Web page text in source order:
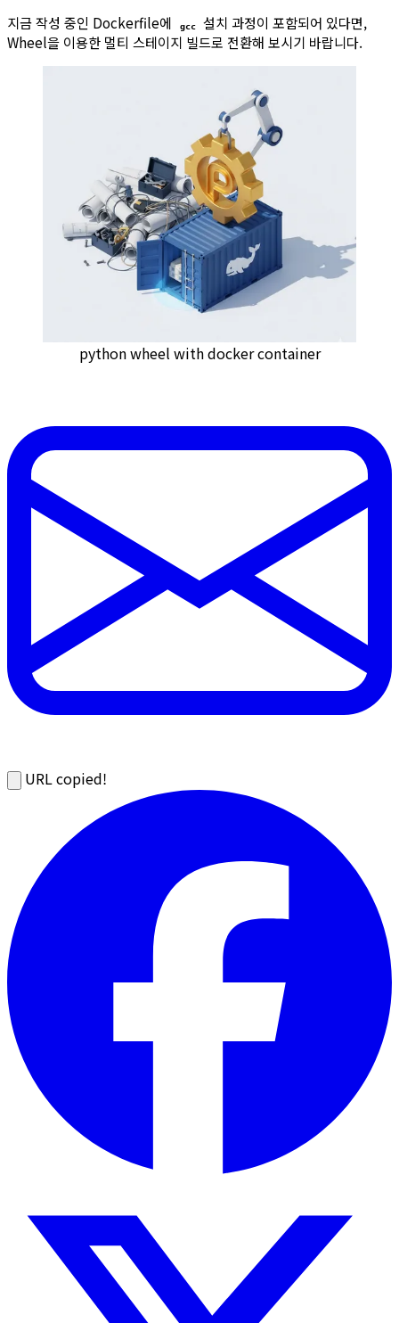
지금 작성 중인 Dockerfile에
gcc
설치 과정이 포함되어 있다면,
Wheel을 이용한 멀티 스테이지 빌드로 전환해 보시기 바랍니다.
python wheel with docker container
URL copied!